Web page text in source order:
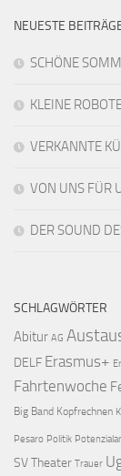
NEUESTE
SCHÖNE
KLEINE
VERKANNTE
VON UNS FÜR
DER SOUND
SCHLAGWÖRTER
Abitur AG
DELF Erasmus+
Fahrtenwoche
Big Band Kopfrechnen
Pesaro Politik
SVTheater Trauer